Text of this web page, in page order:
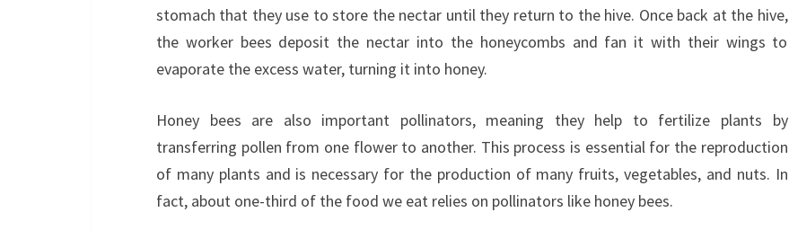
stomach that they use to store the nectar until they return to the hive. Once back at the hive,
the worker bees deposit the nectar into the honeycombs and fan it with their wings to
evaporate the excess water, turning it into honey.
Honey bees are also important pollinators, meaning they help to fertilize plants by
transferring pollen from one flower to another. This process is essential for the reproduction
of many plants and is necessary for the production of many fruits, vegetables, and nuts. In
fact, about one-third of the food we eat relies on pollinators like honey bees.